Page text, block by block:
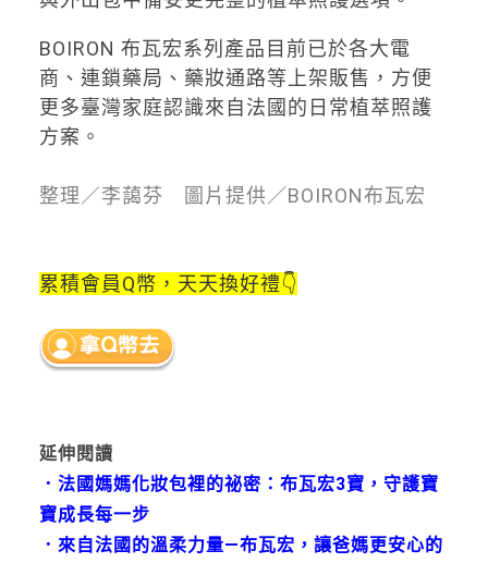
BOIRON 布瓦宏系列產品目前已於各大電
商、連鎖藥局、藥妝通路等上架販售，方便
更多臺灣家庭認識來自法國的日常植萃照護
方案。
整理／李藹芬 圖片提供／BOIRON布瓦宏
累積會員Q幣，天天換好禮👇
延伸閱讀
． 法國媽媽化妝包裡的祕密：布瓦宏3寶，守護寶
寶成長每一步
． 來自法國的溫柔力量—布瓦宏，讓爸媽更安心的